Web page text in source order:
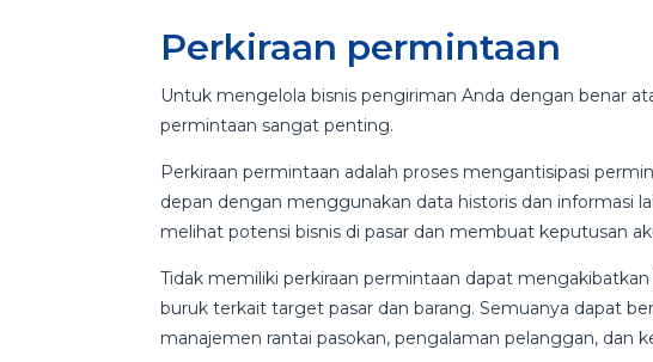
Perkiraan permintaan
Untuk mengelola bisnis pengiriman Anda dengan benar
permintaan sangat penting.
Perkiraan permintaan adalah proses mengantisipasi
depan dengan menggunakan data historis dan informasi
melihat potensi bisnis di pasar dan membuat keputusan
Tidak memiliki perkiraan permintaan dapat
buruk terkait target pasar dan barang. Semuanya dapat
manajemen rantai pasokan, pengalaman pelanggan, dan